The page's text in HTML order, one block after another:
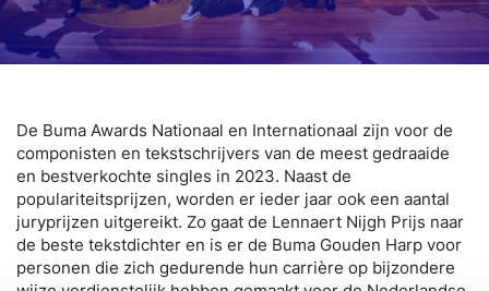
De Buma Awards Nationaal en Internationaal zijn voor de
componisten en tekstschrijvers van de meest gedraaide
en bestverkochte singles in 2023. Naast de
populariteitsprijzen, worden er ieder jaar ook een aantal
juryprijzen uitgereikt. Zo gaat de Lennaert Nijgh Prijs naar
de beste tekstdichter en is er de Buma Gouden Harp voor
personen die zich gedurende hun carrière op bijzondere